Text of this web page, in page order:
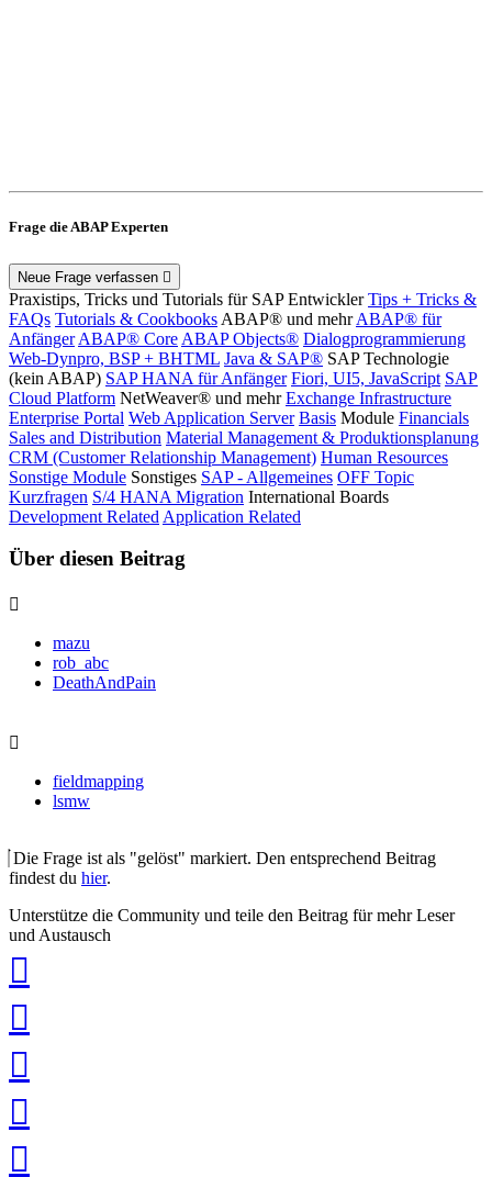
Frage die ABAP Experten
Neue Frage verfassen
Praxistips, Tricks und Tutorials für SAP Entwickler Tips + Tricks &
FAQs Tutorials & Cookbooks ABAP® und mehr ABAP® für
Anfänger ABAP® Core ABAP Objects® Dialogprogrammierung
Web-Dynpro, BSP + BHTML Java & SAP® SAP Technologie
(kein ABAP) SAP HANA für Anfänger Fiori, UI5, JavaScript SAP
Cloud Platform NetWeaver® und mehr Exchange Infrastructure
Enterprise Portal Web Application Server Basis Module Financials
Sales and Distribution Material Management & Produktionsplanung
CRM (Customer Relationship Management) Human Resources
Sonstige Module Sonstiges SAP - Allgemeines OFF Topic
Kurzfragen S/4 HANA Migration International Boards
Development Related Application Related
Über diesen Beitrag
mazu
rob_abc
DeathAndPain
fieldmapping
lsmw
Die Frage ist als "gelöst" markiert. Den entsprechend Beitrag
findest du hier.
Unterstütze die Community und teile den Beitrag für mehr Leser
und Austausch
teilen
teilen
teilen
teilen